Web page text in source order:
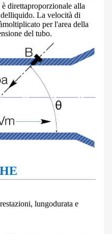
direttaproporzionale alla
liquido. La velocità di
moltiplicato per l'area della
del tubo.
lungodurata e